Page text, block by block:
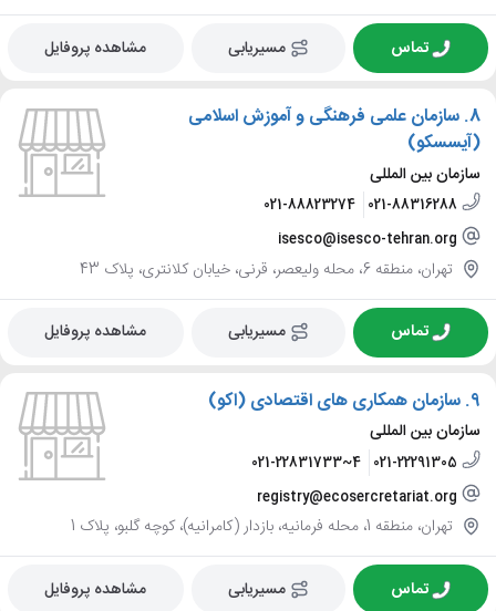
تماس مسیریابی مشاهده پروفایل
8. سازمان علمی فرهنگی و آموزش اسلامی
(آیسسکو)
سازمان بین المللی
021-88316288
021-88823274
isesco@isesco-tehran.org
تهران، منطقه 6، محله ولیعصر، قرنی، خیابان کلانتری، پلاک 43
تماس مسیریابی مشاهده پروفایل
9. سازمان همکاری های اقتصادی (اکو)
سازمان بین المللی
021-22291305
021-22831733~4
registry@ecosercretariat.org
تهران، منطقه 1، محله فرمانیه، بازدار (کامرانیه)، کوچه گلبو، پلاک 1
تماس مسیریابی مشاهده پروفایل